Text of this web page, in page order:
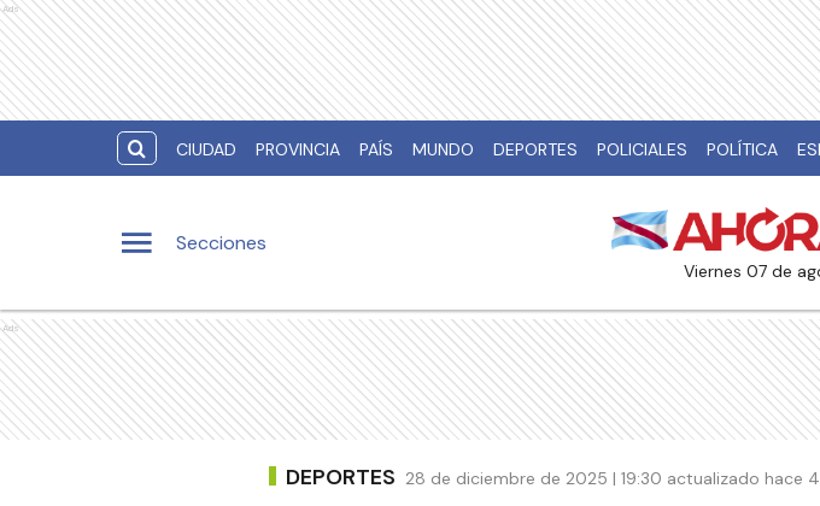
Ads
CIUDAD PROVINCIA PAÍS MUNDO DEPORTES POLICIALES POLÍTICA
Secciones
viernes 07 de
Ads
DEPORTES 28 de diciembre de 2025 | 19:30 actualizado hace